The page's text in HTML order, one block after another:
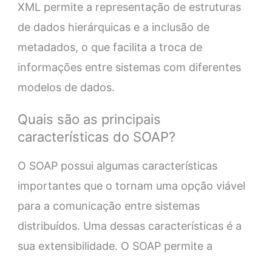
XML permite a representação de estruturas
de dados hierárquicas e a inclusão de
metadados, o que facilita a troca de
informações entre sistemas com diferentes
modelos de dados.
Quais são as principais
características do SOAP?
O SOAP possui algumas características
importantes que o tornam uma opção viável
para a comunicação entre sistemas
distribuídos. Uma dessas características é a
sua extensibilidade. O SOAP permite a